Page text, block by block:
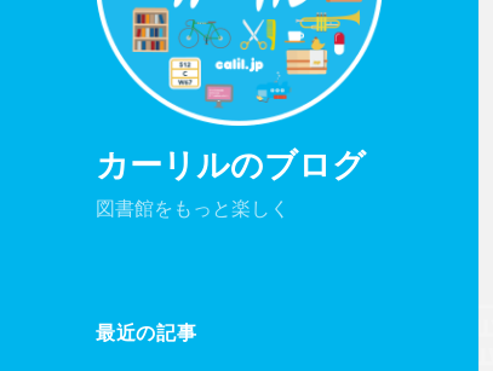
カーリルのブログ
図書館をもっと楽しく
最近の記事